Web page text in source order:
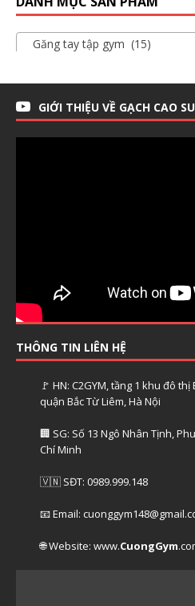
Găng tay tập gym (15)
GIỚI THIỆU VỀ GẠCH CAO SU
THÔNG TIN LIÊN HỆ
🚩 HN: C2GYM, tầng 1 khu đô
quận Bắc Từ Liêm, Hà Nội
🏢 SG: Số 13 Ngô Nhân Tịnh,
Chí Minh
🇻🇳 SĐT: 0989.999.148
📧 Email:
🌐 Website: www.CuongGym